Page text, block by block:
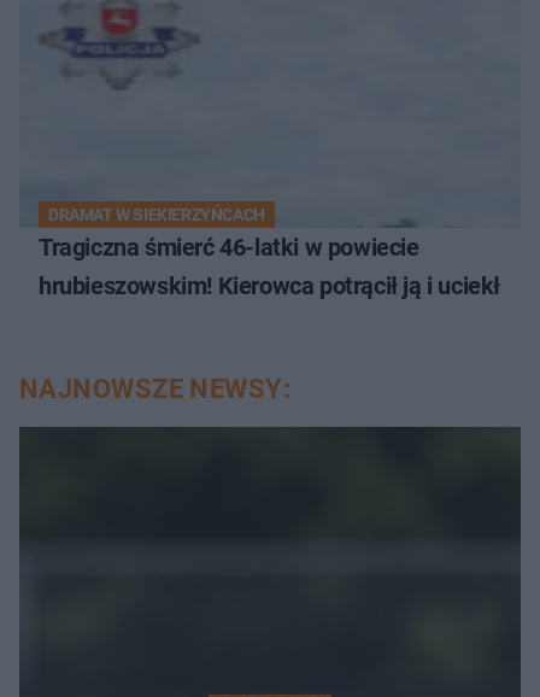
DRAMAT W SIEKIERZYŃCACH
Tragiczna śmierć 46-latki w powiecie
hrubieszowskim! Kierowca potrącił ją i uciekł
NAJNOWSZE NEWSY: